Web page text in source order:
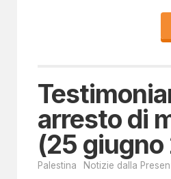
arresto di
(25 giugno
Palestina Notizie dalla